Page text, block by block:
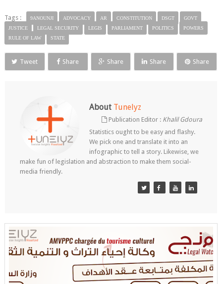
Tags : 9ANOUNJI ADVOCACY AR CONSTITUTION DSGT
GOVT
JUSTICE
LEGAL SECURITY LEGIS PARLIAMENT POLITICS
POWERS
RULE OF LAW
STATE
Tweet Share Share Share Share
About Tunelyz
Publication Editor : Khalil Gdoura
Statistics ought to be easy and flashy.
We pick one and translate it into an
infographic to tell a story. Likewise, we
make fun of legislation and abstraction to make them social-
media friendly.